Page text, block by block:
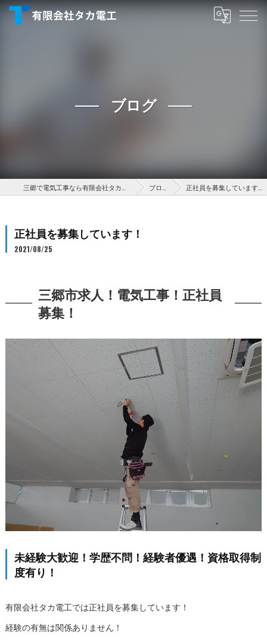
ブログ
ブログ 正社員を募集しています！
正社員を募集しています！
2021/08/25
三郷市求人！電気工事！正社員
募集！
未経験大歓迎！学歴不問！経験者優遇！資格取得制
度有り！
有限会社タカ電工では正社員を募集しています！
経験の有無は関係ありません！